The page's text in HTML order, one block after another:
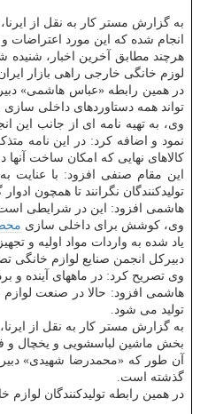
انجام شده که این مورد اعتراضات و
هرچند مطابق آخرین اخبار، شنیده
لوزم خانگی خارجی راهی بازار
در همین رابطه «عباس هاشمی»
تواند همه دستاوردهای داخلی سازی
وی، به تهیه نامه ای از جانب
نمود و اضافه کرد: در این نامه
کالاهای نهایی که امکان ساخت آنها
این مقام صنفی افزود: با عنایت
تولیدکنندگان نگرانند تا همچون
هاشمی افزود: این در شرایطی است
وی، کوشش برای داخلی سازی
یاد شده به واردات مواد اولیه و تجهیزات
دبیرکل انجمن صنایع لوازم خانگی تصریح کرد: طبق برآوردها از آغاز
وی تصریح کرد: در ماههای آینده و
هاشمی افزود: حالا در صنعت
تولید می شود.
به گزارش مستر کار به نقل از
بخش ماشین لباسشویی و یخچال و فریزر به ترتیب رشدهای
گذشته است.
در همین رابطه تولیدکنندگان